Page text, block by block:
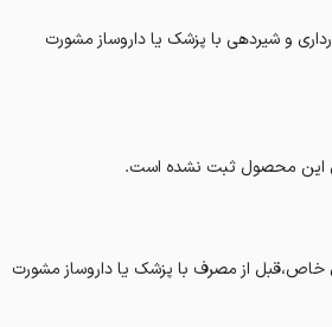
و شیردهی با پزشک یا داروساز مشورت
این محصول ثبت نشده است.
از مصرف با پزشک یا داروساز مشورت